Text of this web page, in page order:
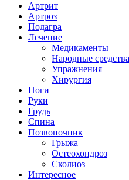
Артрит
Артроз
Подагра
Лечение
Медикаменты
Народные средства
Упражнения
Хирургия
Ноги
Руки
Грудь
Спина
Позвоночник
Грыжа
Остеохондроз
Сколиоз
Интересное